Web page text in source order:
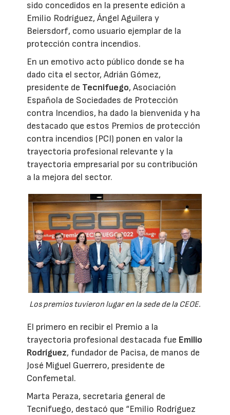
sido concedidos en la presente edición a
Emilio Rodríguez, Ángel Aguilera y
Beiersdorf, como usuario ejemplar de la
protección contra incendios.
En un emotivo acto público donde se ha
dado cita el sector, Adrián Gómez,
presidente de Tecnifuego, Asociación
Española de Sociedades de Protección
contra Incendios, ha dado la bienvenida y ha
destacado que estos Premios de protección
contra incendios (PCI) ponen en valor la
trayectoria profesional relevante y la
trayectoria empresarial por su contribución
a la mejora del sector.
Los premios tuvieron lugar en la sede de la CEOE.
El primero en recibir el Premio a la
trayectoria profesional destacada fue Emilio
Rodríguez, fundador de Pacisa, de manos de
José Miguel Guerrero, presidente de
Confemetal.
Marta Peraza, secretaria general de
Tecnifuego, destacó que “Emilio Rodríguez